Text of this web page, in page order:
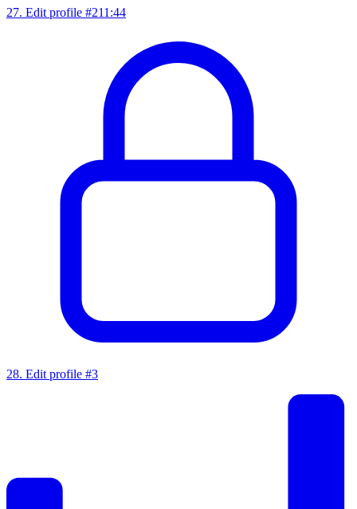
27. Edit profile #211:44
28. Edit profile #3